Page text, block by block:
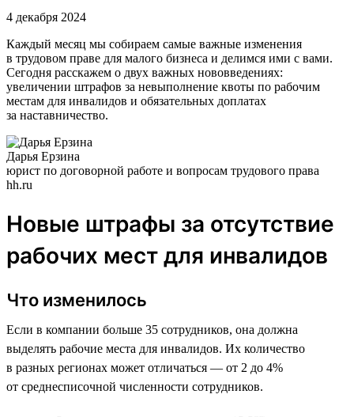
4 декабря 2024
Каждый месяц мы собираем самые важные изменения
в трудовом праве для малого бизнеса и делимся ими с вами.
Сегодня расскажем о двух важных нововведениях:
увеличении штрафов за невыполнение квоты по рабочим
местам для инвалидов и обязательных доплатах
за наставничество.
Дарья Ерзина
юрист по договорной работе и вопросам трудового права
hh.ru
Новые штрафы за отсутствие
рабочих мест для инвалидов
Что изменилось
Если в компании больше 35 сотрудников, она должна
выделять рабочие места для инвалидов. Их количество
в разных регионах может отличаться — от 2 до 4%
от среднесписочной численности сотрудников.